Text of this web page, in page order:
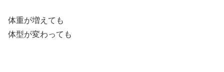
体重が増えても
体型が変わっても